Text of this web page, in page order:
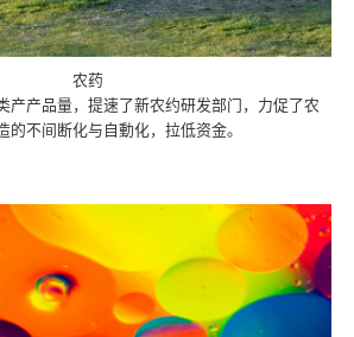
农药
产产品量，提速了新农约研发部门，力促了农
的不间断化与自動化，拉低资金。